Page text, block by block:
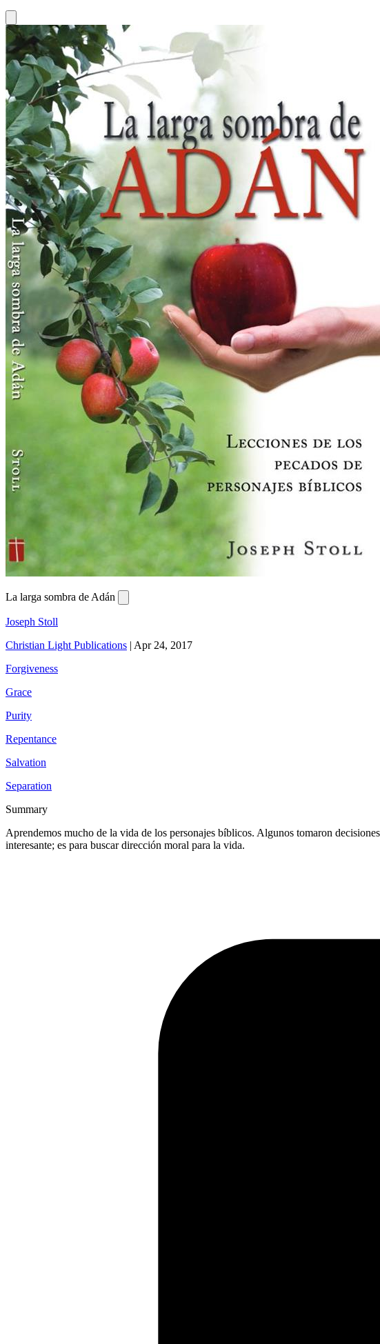
La larga sombra de Adán
Joseph Stoll
Christian Light Publications | Apr 24, 2017
Forgiveness
Grace
Purity
Repentance
Salvation
Separation
Summary
Aprendemos mucho de la vida de los personajes bíblicos. Algunos tomaron
interesante; es para buscar dirección moral para la vida.